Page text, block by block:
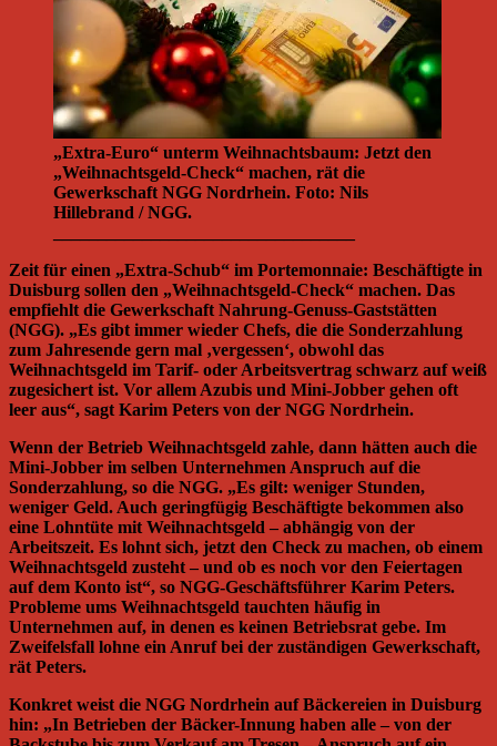
„Extra-Euro“ unterm Weihnachtsbaum: Jetzt den
„Weihnachtsgeld-Check“ machen, rät die
Gewerkschaft NGG Nordrhein. Foto: Nils
Hillebrand / NGG.
Zeit für einen „Extra-Schub“ im Portemonnaie: Beschäftigte in
Duisburg sollen den „Weihnachtsgeld-Check“ machen. Das
empfiehlt die Gewerkschaft Nahrung-Genuss-Gaststätten
(NGG). „Es gibt immer wieder Chefs, die die Sonderzahlung
zum Jahresende gern mal ‚vergessen‘, obwohl das
Weihnachtsgeld im Tarif- oder Arbeitsvertrag schwarz auf weiß
zugesichert ist. Vor allem Azubis und Mini-Jobber gehen oft
leer aus“, sagt Karim Peters von der NGG Nordrhein.
Wenn der Betrieb Weihnachtsgeld zahle, dann hätten auch die
Mini-Jobber im selben Unternehmen Anspruch auf die
Sonderzahlung, so die NGG. „Es gilt: weniger Stunden,
weniger Geld. Auch geringfügig Beschäftigte bekommen also
eine Lohntüte mit Weihnachtsgeld – abhängig von der
Arbeitszeit. Es lohnt sich, jetzt den Check zu machen, ob einem
Weihnachtsgeld zusteht – und ob es noch vor den Feiertagen
auf dem Konto ist“, so NGG-Geschäftsführer Karim Peters.
Probleme ums Weihnachtsgeld tauchten häufig in
Unternehmen auf, in denen es keinen Betriebsrat gebe. Im
Zweifelsfall lohne ein Anruf bei der zuständigen Gewerkschaft,
rät Peters.
Konkret weist die NGG Nordrhein auf Bäckereien in Duisburg
hin: „In Betrieben der Bäcker-Innung haben alle – von der